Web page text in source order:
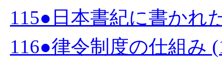
115●日本書紀に書かれ
116●律令制度の仕組み